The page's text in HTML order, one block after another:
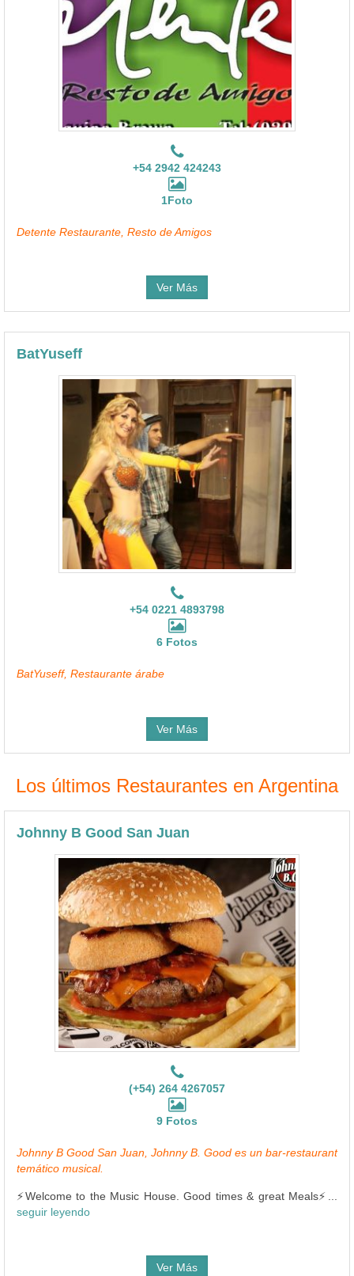
+54 2942 424243
1Foto
Detente Restaurante, Resto de Amigos
Ver Más
BatYuseff
+54 0221 4893798
6 Fotos
BatYuseff, Restaurante árabe
Ver Más
Los últimos Restaurantes en Argentina
Johnny B Good San Juan
(+54) 264 4267057
9 Fotos
Johnny B Good San Juan, Johnny B. Good es un bar-restaurant
temático musical.
⚡️Welcome to the Music House. Good times & great Meals⚡️...
seguir leyendo
Ver Más